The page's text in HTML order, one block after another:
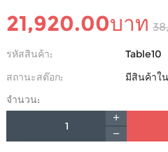
21,920.00บาท
รหัสสินค้า:
Table10
สถานะสต๊อก:
มีสินค้าใ
จำนวน: